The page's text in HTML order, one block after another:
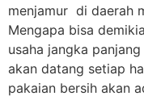
menjamur di daerah
Mengapa bisa
usaha jangka
akan datang setiap
pakaian bersih akan